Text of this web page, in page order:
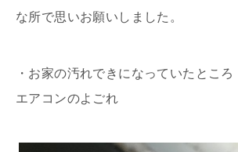
な所で思いお願いしました。
・お家の汚れできになっていたところ
エアコンのよごれ